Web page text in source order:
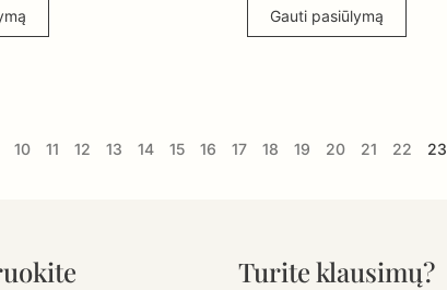
Gauti pasiūlymą
10 11 12 13 14 15 16 17 18 19 20 21 22 23
Turite klausimų?